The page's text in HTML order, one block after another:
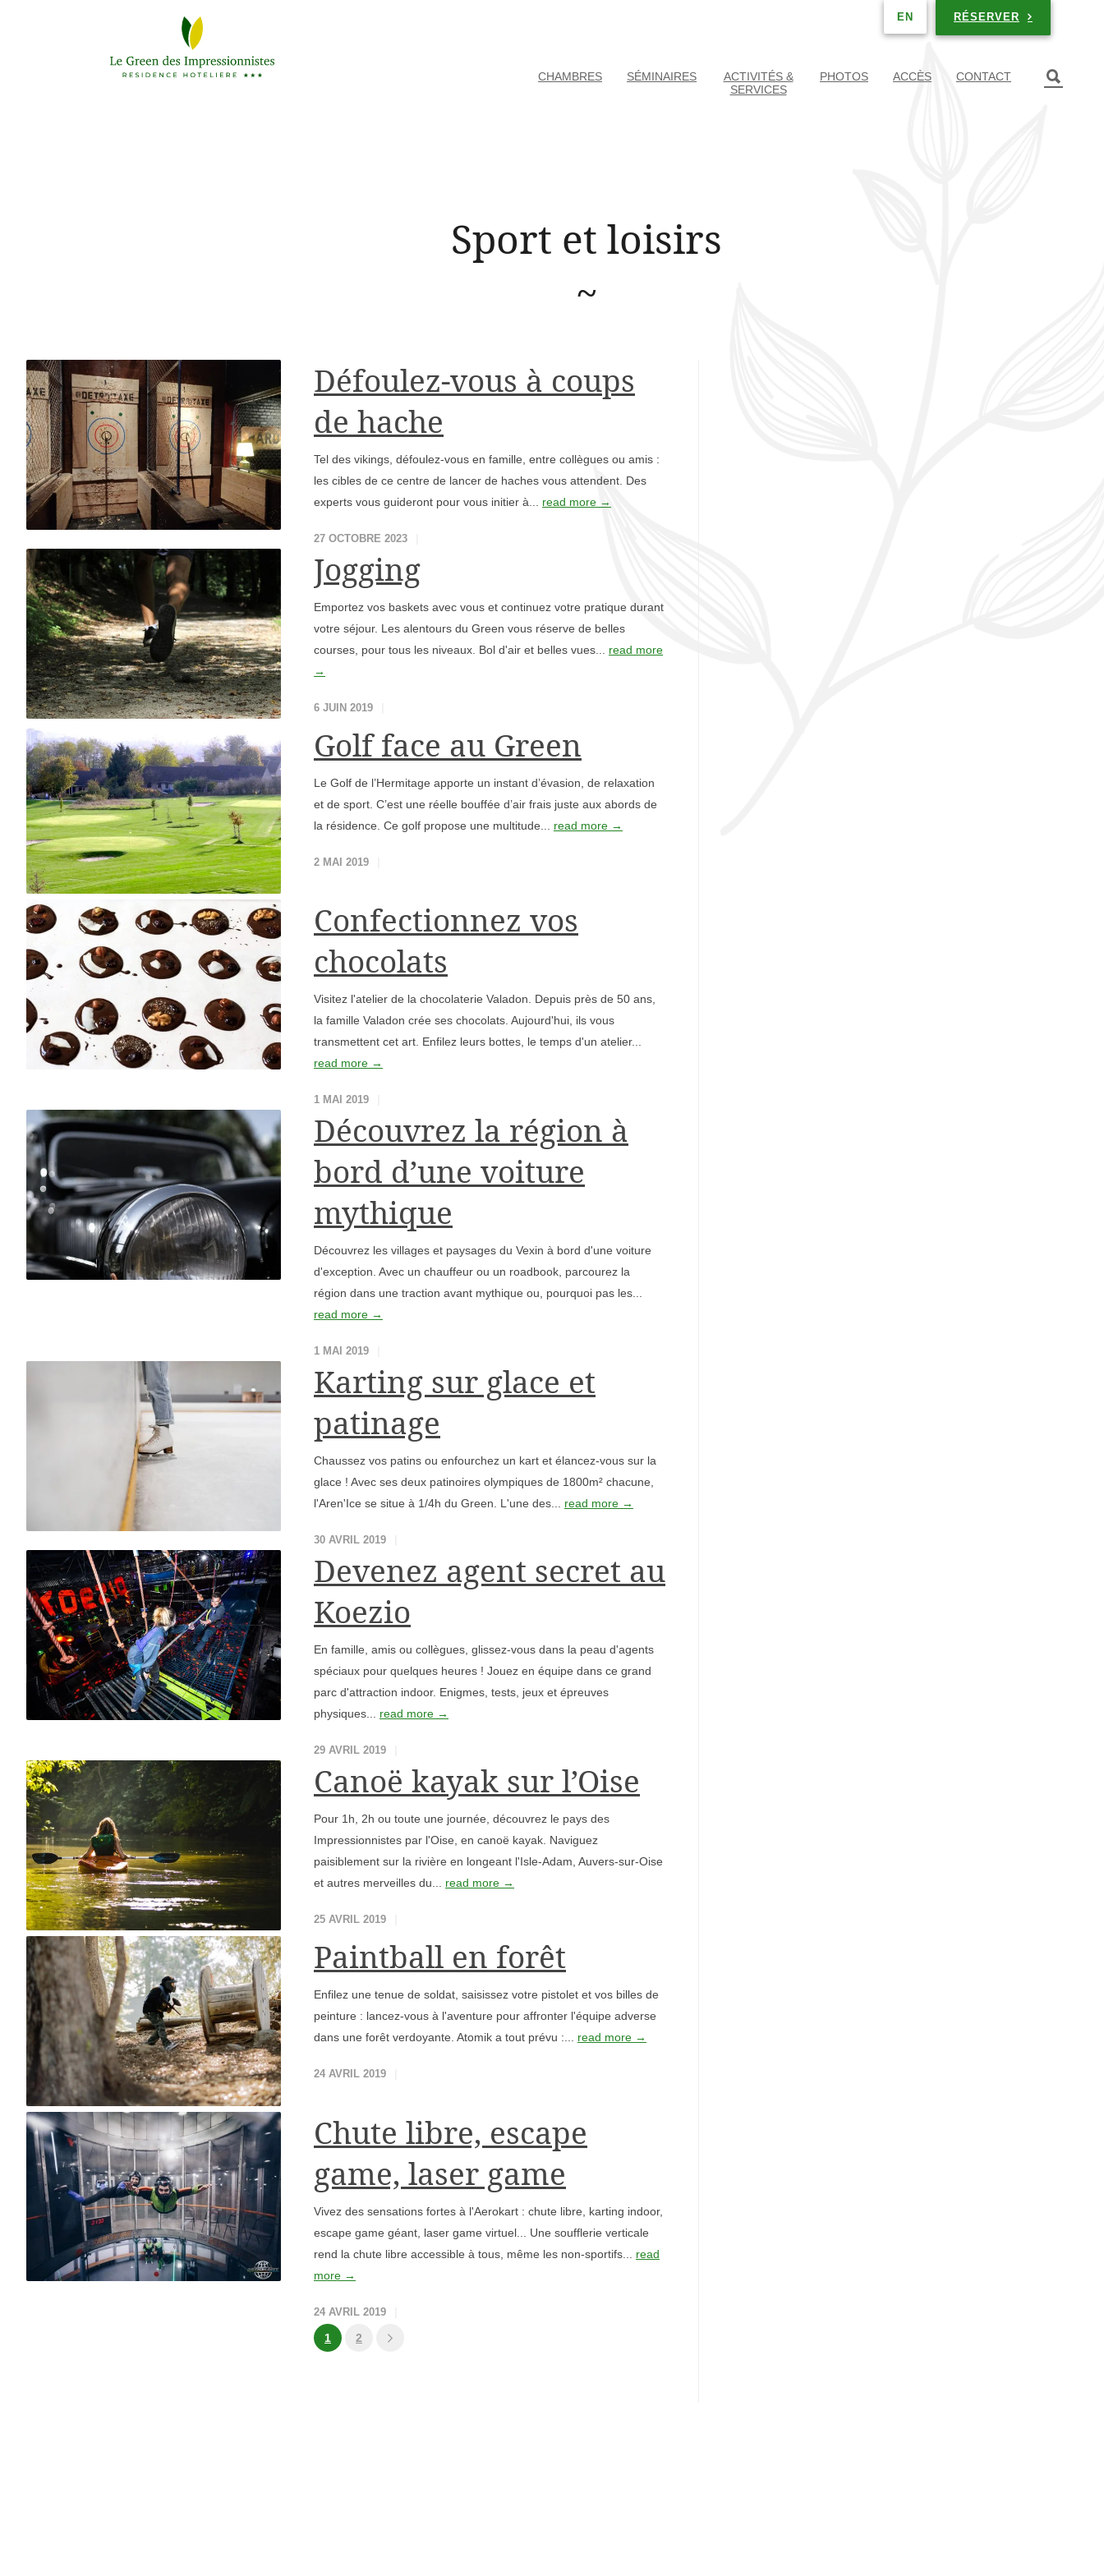
EN RÉSERVER
CHAMBRES SÉMINAIRES
ACTIVITÉS &
SERVICES
PHOTOS ACCÈS CONTACT
Sport et loisirs
Défoulez-vous à coups
de hache
Tel des vikings, défoulez-vous en famille, entre collègues ou amis :
les cibles de ce centre de lancer de haches vous attendent. Des
experts vous guideront pour vous initier à... read more →
27 OCTOBRE 2023
Jogging
Emportez vos baskets avec vous et continuez votre pratique durant
votre séjour. Les alentours du Green vous réserve de belles
courses, pour tous les niveaux. Bol d'air et belles vues... read more
→
6 JUIN 2019
Golf face au Green
Le Golf de l’Hermitage apporte un instant d’évasion, de relaxation
et de sport. C’est une réelle bouffée d’air frais juste aux abords de
la résidence. Ce golf propose une multitude... read more →
2 MAI 2019
Confectionnez vos
chocolats
Visitez l'atelier de la chocolaterie Valadon. Depuis près de 50 ans,
la famille Valadon crée ses chocolats. Aujourd'hui, ils vous
transmettent cet art. Enfilez leurs bottes, le temps d'un atelier...
read more →
1 MAI 2019
Découvrez la région à
bord d’une voiture
mythique
Découvrez les villages et paysages du Vexin à bord d'une voiture
d'exception. Avec un chauffeur ou un roadbook, parcourez la
région dans une traction avant mythique ou, pourquoi pas les...
read more →
1 MAI 2019
Karting sur glace et
patinage
Chaussez vos patins ou enfourchez un kart et élancez-vous sur la
glace ! Avec ses deux patinoires olympiques de 1800m² chacune,
l'Aren'Ice se situe à 1/4h du Green. L'une des... read more →
30 AVRIL 2019
Devenez agent secret au
Koezio
En famille, amis ou collègues, glissez-vous dans la peau d'agents
spéciaux pour quelques heures ! Jouez en équipe dans ce grand
parc d'attraction indoor. Enigmes, tests, jeux et épreuves
physiques... read more →
29 AVRIL 2019
Canoë kayak sur l’Oise
Pour 1h, 2h ou toute une journée, découvrez le pays des
Impressionnistes par l'Oise, en canoë kayak. Naviguez
paisiblement sur la rivière en longeant l'Isle-Adam, Auvers-sur-Oise
et autres merveilles du... read more →
25 AVRIL 2019
Paintball en forêt
Enfilez une tenue de soldat, saisissez votre pistolet et vos billes de
peinture : lancez-vous à l'aventure pour affronter l'équipe adverse
dans une forêt verdoyante. Atomik a tout prévu :... read more →
24 AVRIL 2019
Chute libre, escape
game, laser game
Vivez des sensations fortes à l'Aerokart : chute libre, karting indoor,
escape game géant, laser game virtuel... Une soufflerie verticale
rend la chute libre accessible à tous, même les non-sportifs... read
more →
24 AVRIL 2019
1 2